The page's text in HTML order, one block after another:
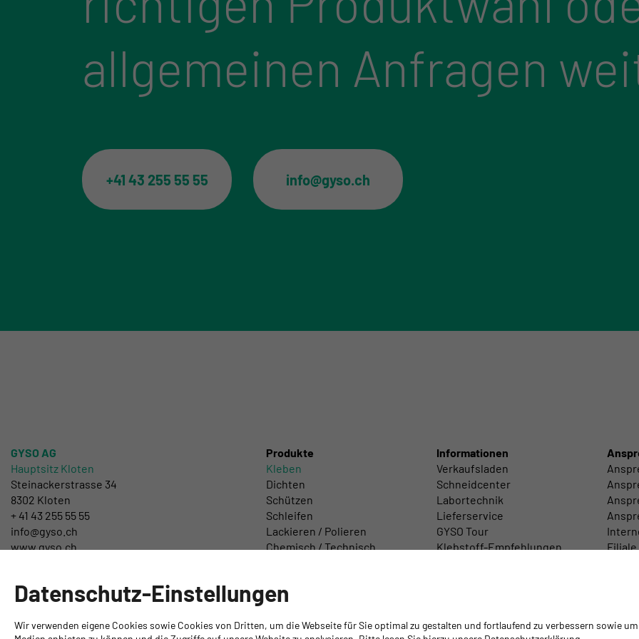
allgemeinen Anfragen
+41 43 255 55 55 info@gyso.ch
Produkte
Kleben
Dichten
Schützen
Schleifen
Lackieren / Polieren
Chemisch / Technisch
Informationen
Verkaufsladen
Schneidcenter
Labortechnik
Lieferservice
GYSO Tour
Klebstoff-Empfehlungen
Filiale
GYSO AG
Hauptsitz Kloten
Steinackerstrasse 34
8302 Kloten
+ 41 43 255 55 55
info@gyso.ch
www.gyso.ch
Datenschutz-Einstellungen
Wir verwenden eigene Cookies sowie Cookies von Dritten, um die Webseite für Sie optimal zu gestalten und fortlaufend zu verbessern sowie